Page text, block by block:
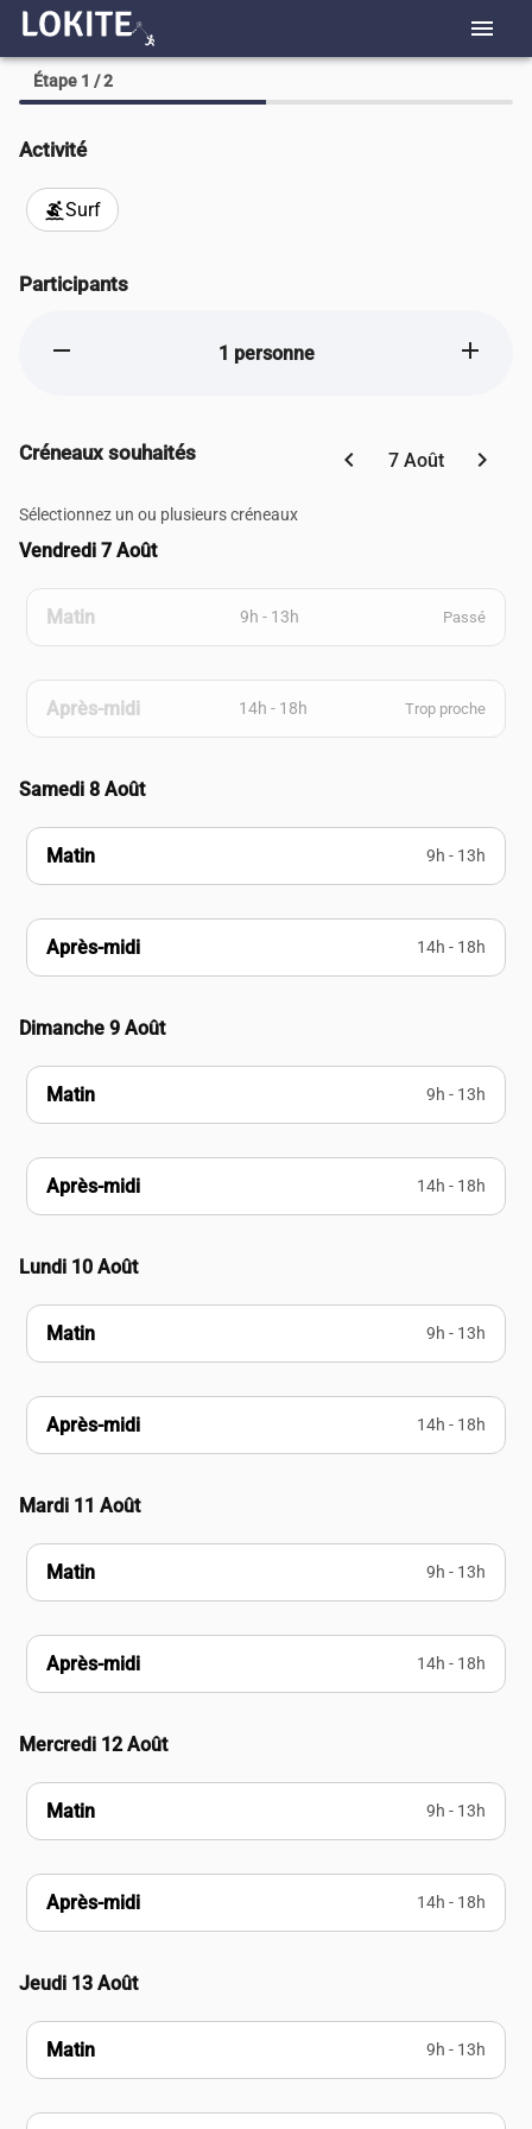
menu
Étape 1 / 2
Activité
surfingSurf
Participants
remove 1 personne add
Créneaux souhaités chevron_left 7 Août chevron_right
Sélectionnez un ou plusieurs créneaux
Vendredi 7 Août
Matin 9h - 13h Passé
Après-midi 14h - 18h Trop proche
Samedi 8 Août
Matin 9h - 13h
Après-midi 14h - 18h
Dimanche 9 Août
Matin 9h - 13h
Après-midi 14h - 18h
Lundi 10 Août
Matin 9h - 13h
Après-midi 14h - 18h
Mardi 11 Août
Matin 9h - 13h
Après-midi 14h - 18h
Mercredi 12 Août
Matin 9h - 13h
Après-midi 14h - 18h
Jeudi 13 Août
Matin 9h - 13h